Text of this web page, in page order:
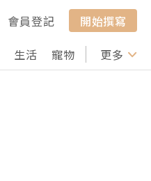
會員登記
開始撰寫
生活 寵物 行山 打卡
更多